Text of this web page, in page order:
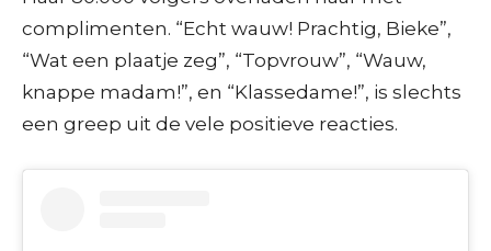
complimenten. “Echt wauw! Prachtig, Bieke”,
“Wat een plaatje zeg”, “Topvrouw”, “Wauw,
knappe madam!”, en “Klassedame!”, is slechts
een greep uit de vele positieve reacties.